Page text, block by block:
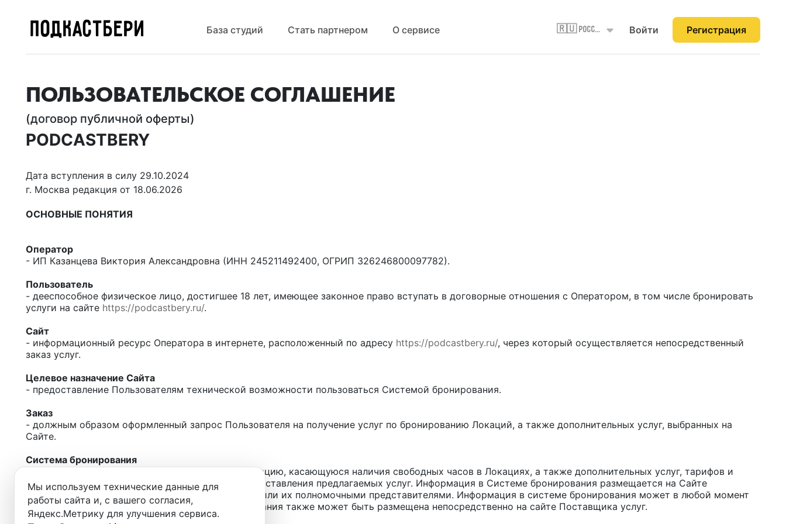
ПОДКАСТБЕРИ База студий Стать партнером О сервисе 🇷🇺 Россия Войти Регистрация
ПОЛЬЗОВАТЕЛЬСКОЕ СОГЛАШЕНИЕ
(договор публичной оферты)
PODCASTBERY
Дата вступления в силу 29.10.2024
г. Москва редакция от 18.06.2026
ОСНОВНЫЕ ПОНЯТИЯ
Оператор
- ИП Казанцева Виктория Александровна (ИНН 245211492400, ОГРИП 326246800097782).
Пользователь
- дееспособное физическое лицо, достигшее 18 лет, имеющее законное право вступать в договорные отношения с Оператором, в том числе бронировать
услуги на сайте https://podcastbery.ru/.
Сайт
- информационный ресурс Оператора в интернете, расположенный по адресу https://podcastbery.ru/, через который осуществляется непосредственный
заказ услуг.
Целевое назначение Сайта
- предоставление Пользователям технической возможности пользоваться Системой бронирования.
Заказ
- должным образом оформленный запрос Пользователя на получение услуг по бронированию Локаций, а также дополнительных услуг, выбранных на
Сайте.
Система бронирования
- информационная система, содержащая информацию, касающуюся наличия свободных часов в Локациях, а также дополнительных услуг, тарифов и
правил их применения, в том числе условий предоставления предлагаемых услуг. Информация в Системе бронирования размещается на Сайте
непосредственными поставщиками данных услуг или их полномочными представителями. Информация в системе бронирования может в любой момент
быть изменена или дополнена. Система бронирования также может быть размещена непосредственно на сайте Поставщика услуг.
Мы используем технические данные для
работы сайта и, с вашего согласия,
Яндекс.Метрику для улучшения сервиса.